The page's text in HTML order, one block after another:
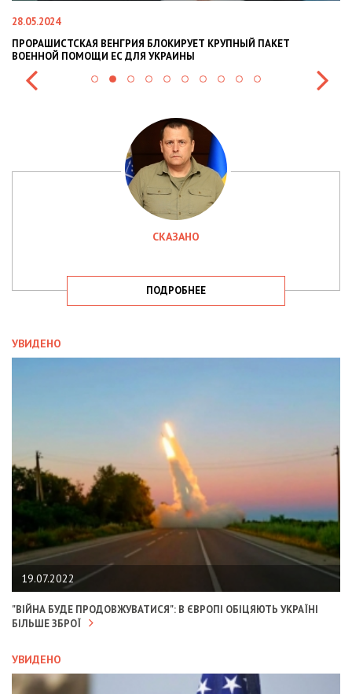
ВЕНГРИЯ БЛОКИРУЕТ КРУПНЫЙ ПАКЕТ
ЕС ДЛЯ УКРАИНЫ
НАЦПОЛІЦІЯ
СКАЗАНО
ПОДРОБНЕЕ
УВИДЕНО
19.07.2022
"ВІЙНА БУДЕ ПРОДОВЖУВАТИСЯ": В ЄВРОПІ ОБІЦЯЮТЬ УКРАЇНІ
БІЛЬШЕ ЗБРОЇ
УВИДЕНО